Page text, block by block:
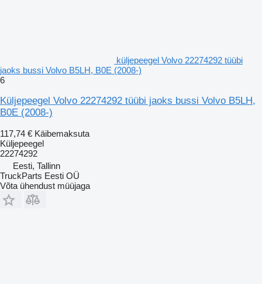
küljepeegel Volvo 22274292 tüübi
jaoks bussi Volvo B5LH, B0E (2008-)
6
Küljepeegel Volvo 22274292 tüübi jaoks bussi Volvo B5LH,
B0E (2008-)
117,74 € Käibemaksuta
Küljepeegel
22274292
Eesti, Tallinn
TruckParts Eesti OÜ
Võta ühendust müüjaga